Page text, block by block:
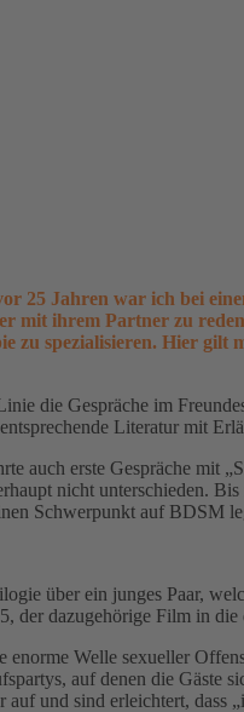
25 Jahren war ich bei
mit ihrem Partner zu
spezialisieren. Hier
die Gespräche im
Literatur mit
auch erste Gespräche
nicht unterschieden.
Schwerpunkt auf BDSM
über ein junges Paar,
der dazugehörige Film in
Welle sexueller
auf denen die
und sind erleichtert,